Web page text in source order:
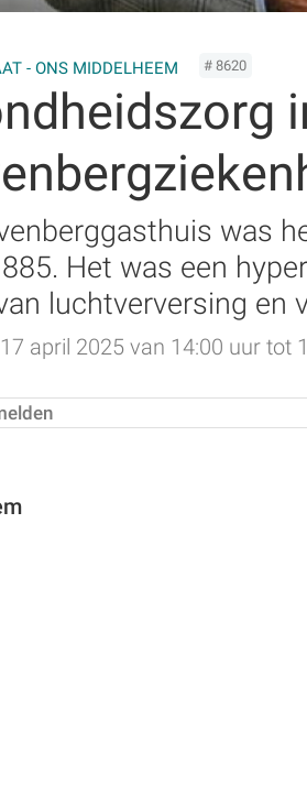
- ONS MIDDELHEEM # 8620
was
Het was een
luchtverversing en
april 2025 van 14:00 uur tot